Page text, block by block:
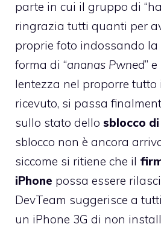
parte in cui il gruppo di
ringrazia tutti quanti per
proprie foto indossando la
forma di “ananas Pwned”
lentezza nel proporre tutto
ricevuto, si passa
sullo stato dello sblocco di
sblocco non è ancora
siccome si ritiene che il
iPhone possa essere
DevTeam suggerisce a
un iPhone 3G di non